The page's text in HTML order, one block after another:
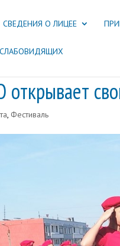
СВЕДЕНИЯ О ЛИЦЕЕ
открывает
, Фестиваль